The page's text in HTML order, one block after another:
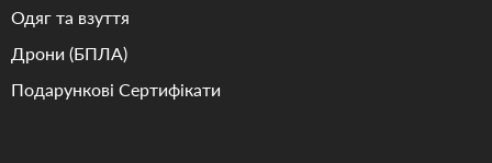
Одяг та взуття
Дрони (БПЛА)
Подарункові Сертифікати